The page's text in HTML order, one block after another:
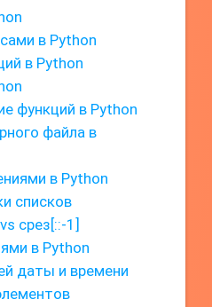
в Python
в Python
функций в Python
файла в
в Python
списков
срез[::-1]
в Python
даты и времени